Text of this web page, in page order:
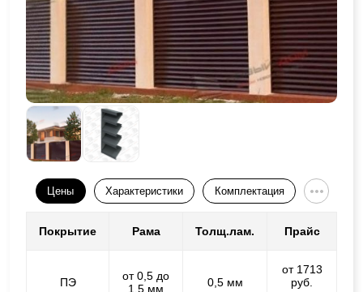
Цены Характеристики Комплектация
Покрытие Рама Толщ.лам. Прайс
ПЭ
от 0,5 до
1,5 мм
0,5 мм
от 1713
руб.